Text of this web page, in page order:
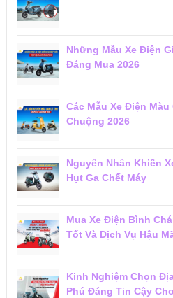
Những Mẫu Xe Điện
Đáng Mua 2026
Các Mẫu Xe Điện
Chuộng 2026
Nguyên Nhân Khiến
Hụt Ga Chết Máy
Mua Xe Điện Bình
Tốt Và Dịch Vụ Hậu
Kinh Nghiệm Chọn
Phú Đáng Tin Cậy